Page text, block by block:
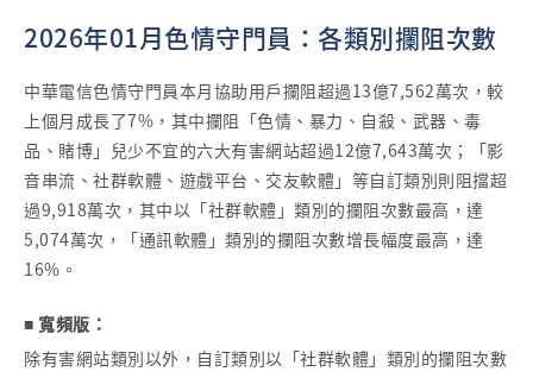
2026年01月色情守門員：各類別攔阻次數
中華電信色情守門員本月協助用戶攔阻超過13億7,562萬次，較
上個月成長了7%，其中攔阻「色情、暴力、自殺、武器、毒
品、賭博」兒少不宜的六大有害網站超過12億7,643萬次；「影
音串流、社群軟體、遊戲平台、交友軟體」等自訂類別則阻擋超
過9,918萬次，其中以「社群軟體」類別的攔阻次數最高，達
5,074萬次，「通訊軟體」類別的攔阻次數增長幅度最高，達
16%。
■ 寬頻版：
除有害網站類別以外，自訂類別以「社群軟體」類別的攔阻次數